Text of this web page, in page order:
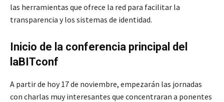
las herramientas que ofrece la red para facilitar la
transparencia y los sistemas de identidad.
Inicio de la conferencia principal del
laBITconf
A partir de hoy 17 de noviembre, empezarán las jornadas
con charlas muy interesantes que concentraran a ponentes